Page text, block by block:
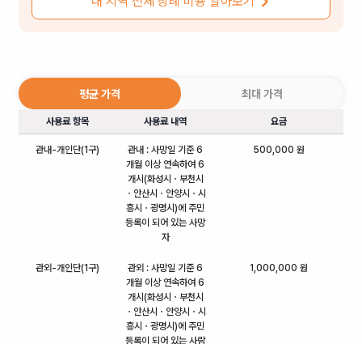
평균 가격 최대 가격
사용료 항목 사용료 내역 요금
관내-개인단(1구)
관내 : 사망일 기준 6
개월 이상 연속하여 6
개시(화성시ㆍ부천시
ㆍ안산시ㆍ안양시ㆍ시
흥시ㆍ광명시)에 주민
등록이 되어 있는 사망
자
500,000 원
관외-개인단(1구)
관외 : 사망일 기준 6
개월 이상 연속하여 6
개시(화성시ㆍ부천시
ㆍ안산시ㆍ안양시ㆍ시
흥시ㆍ광명시)에 주민
등록이 되어 있는 사람
1,000,000 원